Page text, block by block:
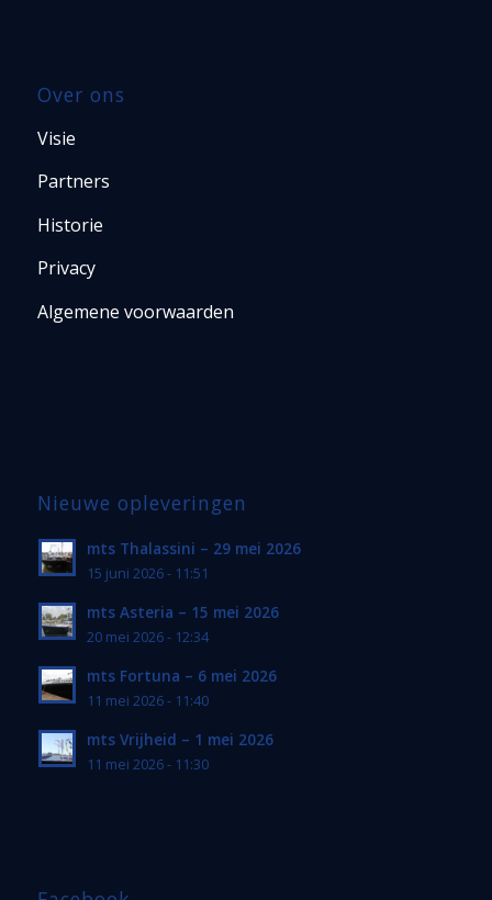
Over ons
Visie
Partners
Historie
Privacy
Algemene voorwaarden
Nieuwe opleveringen
mts Thalassini – 29 mei 2026
15 juni 2026 - 11:51
mts Asteria – 15 mei 2026
20 mei 2026 - 12:34
mts Fortuna – 6 mei 2026
11 mei 2026 - 11:40
mts Vrijheid – 1 mei 2026
11 mei 2026 - 11:30